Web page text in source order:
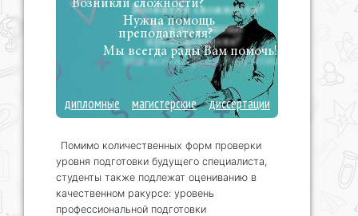
Возникли сложности?
Нужна помощь
преподавателя?
Мы всегда рады Вам помочь!
дипломные магистерские диссертации
Помимо количественных форм проверки
уровня подготовки будущего специалиста,
студенты также подлежат оцениванию в
качественном ракурсе: уровень
профессиональной подготовки